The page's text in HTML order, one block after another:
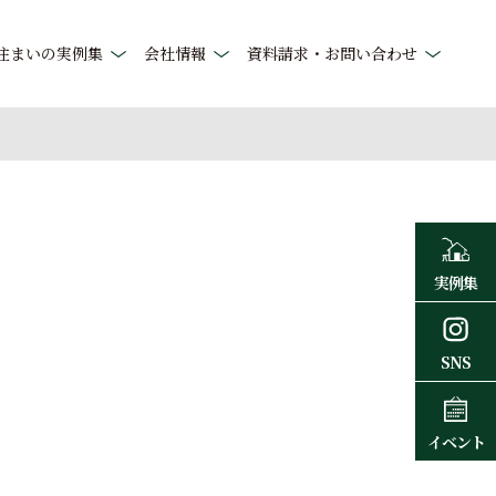
まいの実例集 会社情報 資料請求・お問い合わせ
実例集
SNS
イベント